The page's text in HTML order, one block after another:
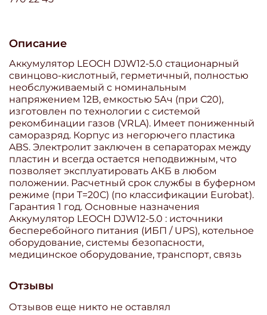
Описание
Аккумулятор LEOCH DJW12-5.0 стационарный
свинцово-кислотный, герметичный, полностью
необслуживаемый с номинальным
напряжением 12В, емкостью 5Ач (при С20),
изготовлен по технологии с системой
рекомбинации газов (VRLA). Имеет пониженный
саморазряд. Корпус из негорючего пластика
ABS. Электролит заключен в сепараторах между
пластин и всегда остается неподвижным, что
позволяет эксплуатировать АКБ в любом
положении. Расчетный срок службы в буферном
режиме (при T=20С) (по классификации Eurobat).
Гарантия 1 год. Основные назначения
Аккумулятор LEOCH DJW12-5.0 : источники
бесперебойного питания (ИБП / UPS), котельное
оборудование, системы безопасности,
медицинское оборудование, транспорт, связь
Отзывы
Отзывов еще никто не оставлял